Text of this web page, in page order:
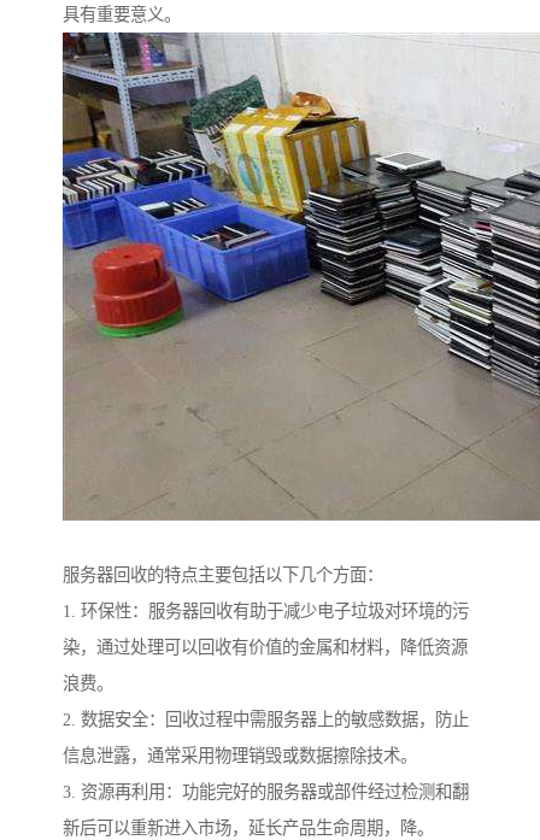
具有重要意义。
服务器回收的特点主要包括以下几个方面：
1. 环保性：服务器回收有助于减少电子垃圾对环境的污
染，通过处理可以回收有价值的金属和材料，降低资源
浪费。
2. 数据安全：回收过程中需服务器上的敏感数据，防止
信息泄露，通常采用物理销毁或数据擦除技术。
3. 资源再利用：功能完好的服务器或部件经过检测和翻
新后可以重新进入市场，延长产品生命周期，降。